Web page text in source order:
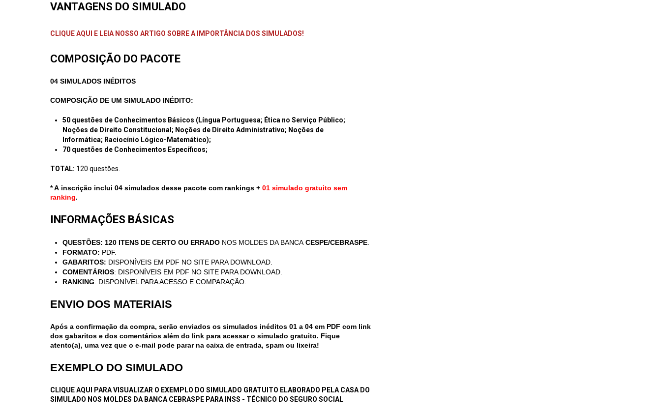
VANTAGENS DO SIMULADO
CLIQUE AQUI E LEIA NOSSO ARTIGO SOBRE A IMPORTÂNCIA DOS SIMULADOS!
COMPOSIÇÃO DO PACOTE
04 SIMULADOS INÉDITOS
COMPOSIÇÃO DE UM SIMULADO INÉDITO:
50 questões de Conhecimentos Básicos (Língua Portuguesa; Ética no Serviço Público;
Noções de Direito Constitucional; Noções de Direito Administrativo; Noções de
Informática; Raciocínio Lógico-Matemático);
70 questões de Conhecimentos Específicos;
TOTAL: 120 questões.
* A inscrição inclui 04 simulados desse pacote com rankings + 01 simulado gratuito sem
ranking.
INFORMAÇÕES BÁSICAS
QUESTÕES: 120 ITENS DE CERTO OU ERRADO NOS MOLDES DA BANCA CESPE/CEBRASPE
FORMATO: PDF.
GABARITOS: DISPONÍVEIS EM PDF NO SITE PARA DOWNLOAD.
COMENTÁRIOS: DISPONÍVEIS EM PDF NO SITE PARA DOWNLOAD.
RANKING: DISPONÍVEL PARA ACESSO E COMPARAÇÃO.
ENVIO DOS MATERIAIS
Após a confirmação da compra, serão enviados os simulados inéditos 01 a 04 em PDF com link
dos gabaritos e dos comentários além do link para acessar o simulado gratuito. Fique
atento(a), uma vez que o e-mail pode parar na caixa de entrada, spam ou lixeira!
EXEMPLO DO SIMULADO
CLIQUE AQUI PARA VISUALIZAR O EXEMPLO DO SIMULADO GRATUITO ELABORADO PELA CASA DO
SIMULADO NOS MOLDES DA BANCA CEBRASPE PARA INSS - TÉCNICO DO SEGURO SOCIAL